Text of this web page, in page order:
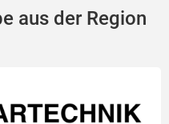
aus der Region